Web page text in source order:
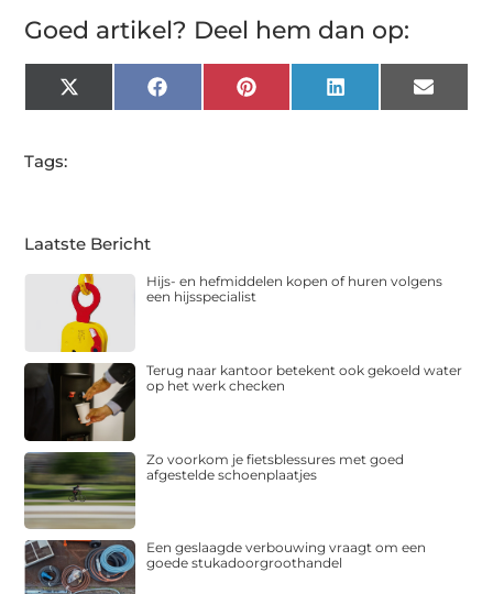
Goed artikel? Deel hem dan op:
X
(Twitter)
FacebookPinterest LinkedIn Email
Tags:
Laatste Bericht
Hijs- en hefmiddelen kopen of huren volgens
een hijsspecialist
Terug naar kantoor betekent ook gekoeld water
op het werk checken
Zo voorkom je fietsblessures met goed
afgestelde schoenplaatjes
Een geslaagde verbouwing vraagt om een
goede stukadoorgroothandel